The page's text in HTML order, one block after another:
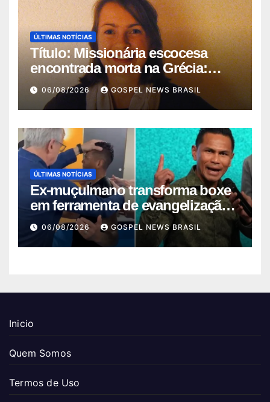
ÚLTIMAS NOTÍCIAS
Título: Missionária escocesa
encontrada morta na Grécia:
Igreja …
06/08/2026 GOSPEL NEWS BRASIL
ÚLTIMAS NOTÍCIAS
Ex-muçulmano transforma boxe
em ferramenta de evangelização
na H…
06/08/2026 GOSPEL NEWS BRASIL
Inicio
Quem Somos
Termos de Uso